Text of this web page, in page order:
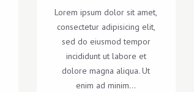
Lorem ipsum dolor sit amet,
consectetur adipisicing elit,
sed do eiusmod tempor
incididunt ut labore et
dolore magna aliqua. Ut
enim ad minim...